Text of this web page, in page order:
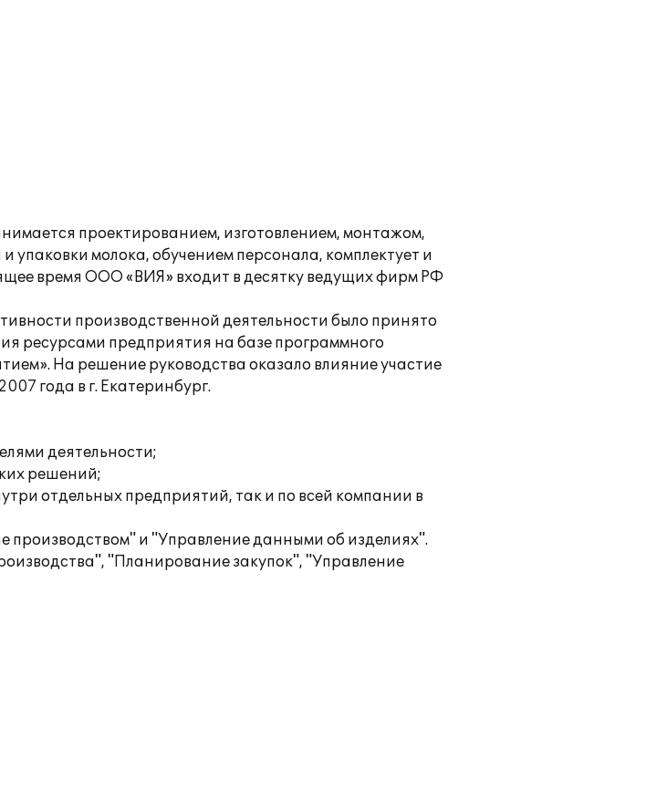
проектированием, изготовлением, монтажом,
молока, обучением персонала, комплектует и
время ООО «ВИЯ» входит в десятку ведущих фирм РФ
производственной деятельности было принято
ресурсами предприятия на базе программного
На решение руководства оказало влияние участие
года в г. Екатеринбург.
деятельности;
решений;
отдельных предприятий, так и по всей компании в
и "Управление данными об изделиях".
"Планирование закупок", "Управление